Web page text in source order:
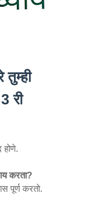
तुम्ही
री
करता?
पूर्ण करतो.